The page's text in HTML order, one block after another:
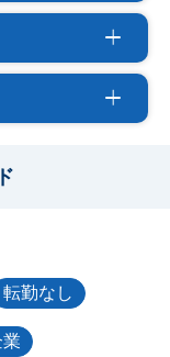
転勤なし
業